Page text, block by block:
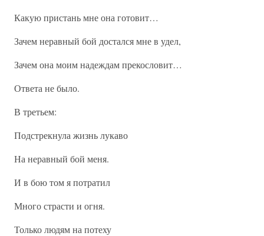
Какую пристань мне она готовит…
Зачем неравный бой достался мне в удел,
Зачем она моим надеждам прекословит…
Ответа не было.
В третьем:
Подстрекнула жизнь лукаво
На неравный бой меня.
И в бою том я потратил
Много страсти и огня.
Только людям на потеху